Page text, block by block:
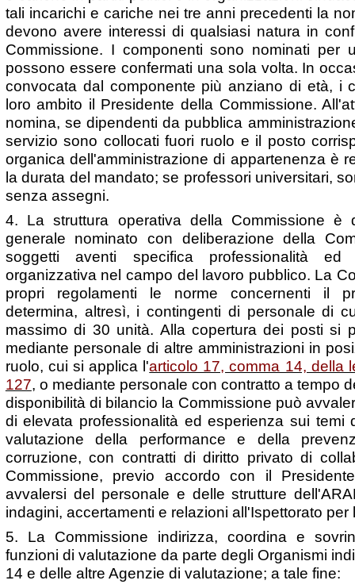
tali incarichi e cariche nei tre anni precedenti la
devono avere interessi di qualsiasi natura in
Commissione. I componenti sono nominati
possono essere confermati una sola volta. In
convocata dal componente più anziano di età, i
loro ambito il Presidente della Commissione.
nomina, se dipendenti da pubblica
servizio sono collocati fuori ruolo e il posto
organica dell'amministrazione di appartenenza è
la durata del mandato; se professori universitari,
senza assegni.
4. La struttura operativa della Commissione è
generale nominato con deliberazione della
soggetti aventi specifica professionalità ed
organizzativa nel campo del lavoro pubblico. La
propri regolamenti le norme concernenti il
determina, altresì, i contingenti di personale di
massimo di 30 unità. Alla copertura dei posti si
mediante personale di altre amministrazioni in
ruolo, cui si applica l'articolo 17, comma 14, della
127, o mediante personale con contratto a tempo
disponibilità di bilancio la Commissione può
di elevata professionalità ed esperienza sui temi
valutazione della performance e della
corruzione, con contratti di diritto privato di
Commissione, previo accordo con il
avvalersi del personale e delle strutture
indagini, accertamenti e relazioni all'Ispettorato
5. La Commissione indirizza, coordina e
funzioni di valutazione da parte degli Organismi
14 e delle altre Agenzie di valutazione; a tale fine: